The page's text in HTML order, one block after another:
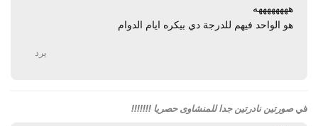
ههههههههه
هو الواحد فيهم للدرجة دي بيكره ايام الدوام
يرد
فيصورتين نادرتين جدا للمنشاوى حصريا !!!!!!!